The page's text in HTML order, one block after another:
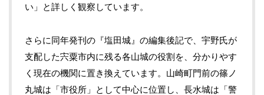
い」と詳しく観察しています。
さらに同年発刊の『塩田城』の編集後記で、宇野氏が
支配した宍粟市内に残る各山城の役割を、分かりやす
く現在の機関に置き換えています。山崎町門前の篠ノ
丸城は「市役所」として中心に位置し、長水城は「警